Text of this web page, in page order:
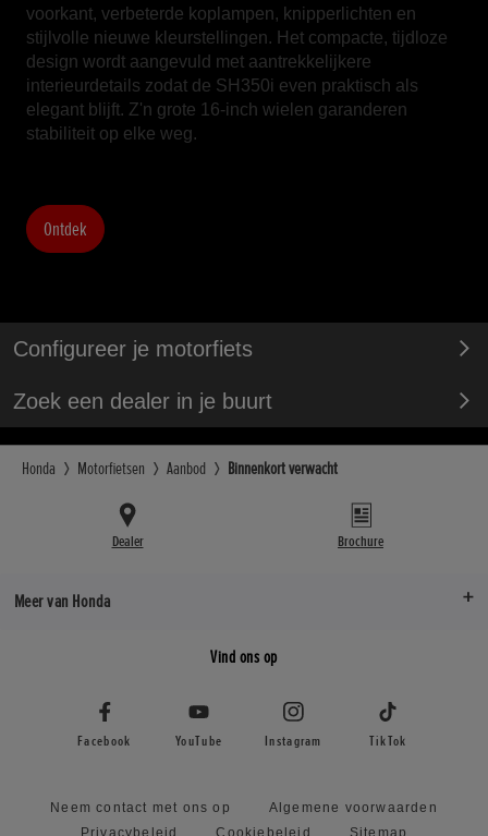
voorkant, verbeterde koplampen, knipperlichten en
stijlvolle nieuwe kleurstellingen. Het compacte, tijdloze
design wordt aangevuld met aantrekkelijkere
interieurdetails zodat de SH350i even praktisch als
elegant blijft. Z'n grote 16-inch wielen garanderen
stabiliteit op elke weg.
Ontdek
Configureer je motorfiets
Zoek een dealer in je buurt
Honda Motorfietsen Aanbod Binnenkort verwacht
Dealer Brochure
Meer van Honda
Vind ons op
Facebook YouTube Instagram TikTok
Neem contact met ons op
Algemene voorwaarden
Privacybeleid
Cookiebeleid Sitemap